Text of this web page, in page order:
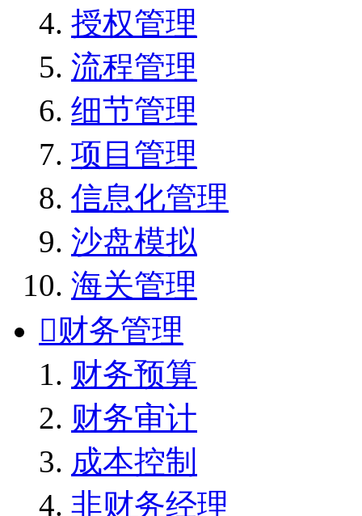
授权管理
流程管理
细节管理
项目管理
信息化管理
沙盘模拟
海关管理
财务管理
财务预算
财务审计
成本控制
非财务经理